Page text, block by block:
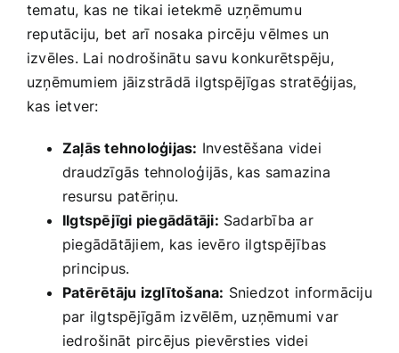
tematu, kas ne tikai ‍ietekmē uzņēmumu
reputāciju, bet ‍arī nosaka pircēju vēlmes un
izvēles. Lai nodrošinātu⁤ savu konkurētspēju,
uzņēmumiem jāizstrādā ilgtspējīgas stratēģijas,
kas ietver:
Zaļās tehnoloģijas: Investēšana‌ videi​
draudzīgās ​tehnoloģijās, kas samazina
resursu patēriņu.
Ilgtspējīgi piegādātāji: Sadarbība ar
piegādātājiem, ‌kas​ ievēro ilgtspējības
principus.
Patērētāju izglītošana: Sniedzot⁢ informāciju‍
par ilgtspējīgām izvēlēm, uzņēmumi var
iedrošināt‌ pircējus pievērsties videi